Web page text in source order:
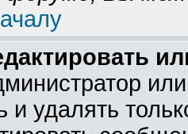
и удалять